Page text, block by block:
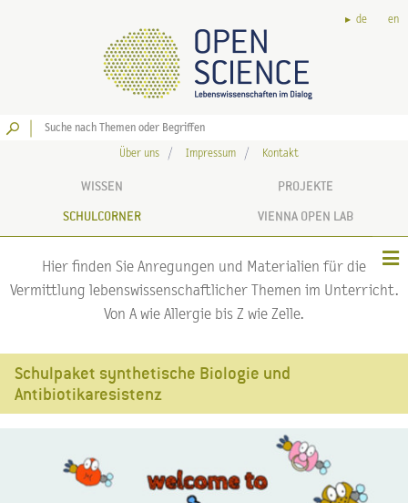
de en
Über uns Impressum Kontakt
WISSEN PROJEKTE
SCHULCORNER VIENNA OPEN LAB
Hier finden Sie Anregungen und Materialien für die
Vermittlung lebenswissenschaftlicher Themen im Unterricht.
Von A wie Allergie bis Z wie Zelle.
Schulpaket synthetische Biologie und
Antibiotikaresistenz